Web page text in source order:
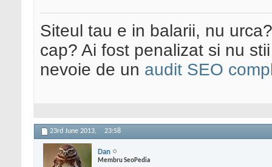
Siteul tau e in balarii, nu
cap? Ai fost penalizat si nu
nevoie de un audit SEO
23rd June 2013, 23:58
Dan
Membru SeoPedia